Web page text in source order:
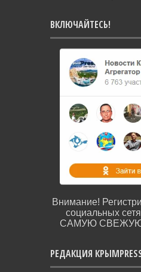
ВКЛЮЧАЙТЕСЬ!
Внимание!
социальных
САМУЮ СВЕЖУЮ
РЕДАКЦИЯ